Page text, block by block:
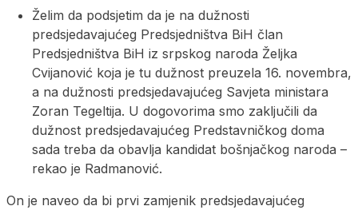
Želim da podsjetim da je na dužnosti
predsjedavajućeg Predsjedništva BiH član
Predsjedništva BiH iz srpskog naroda Željka
Cvijanović koja je tu dužnost preuzela 16. novembra,
a na dužnosti predsjedavajućeg Savjeta ministara
Zoran Tegeltija. U dogovorima smo zaključili da
dužnost predsjedavajućeg Predstavničkog doma
sada treba da obavlja kandidat bošnjačkog naroda –
rekao je Radmanović.
On je naveo da bi prvi zamjenik predsjedavajućeg